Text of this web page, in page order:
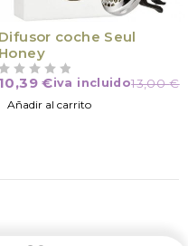
Difusor coche Seul
Honey
13,00€
10,39€iva incluido
Añadir al carrito